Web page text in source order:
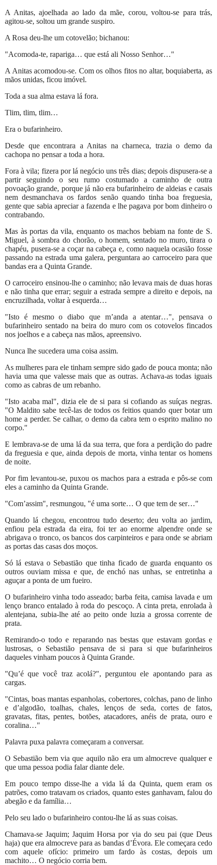
A Anitas, ajoelhada ao lado da mãe, corou, voltou-se para trás,
agitou-se, soltou um grande suspiro.
A Rosa deu-lhe um cotovelão; bichanou:
"Acomoda-te, rapariga… que está ali Nosso Senhor…"
A Anitas acomodou-se. Com os olhos fitos no altar, boquiaberta, as
mãos unidas, ficou imóvel.
Toda a sua alma estava lá fora.
Tlim, tlim, tlim…
Era o bufarinheiro.
Desde que encontrara a Anitas na charneca, trazia o demo da
cachopa no pensar a toda a hora.
Fora à vila; fizera por lá negócio uns três dias; depois dispusera-se a
partir seguindo o seu rumo costumado a caminho de outra
povoação grande, porque já não era bufarinheiro de aldeias e casais
nem desmanchava os fardos senão quando tinha boa freguesia,
gente que sabia apreciar a fazenda e lhe pagava por bom dinheiro o
contrabando.
Mas às portas da vila, enquanto os machos bebiam na fonte de S.
Miguel, à sombra do chorão, o homem, sentado no muro, tirara o
chapéu, pusera-se a coçar na cabeça e, como naquela ocasião fosse
passando na estrada uma galera, perguntara ao carroceiro para que
bandas era a Quinta Grande.
O carroceiro ensinou-lhe o caminho; não levava mais de duas horas
e não tinha que errar; seguir a estrada sempre a direito e depois, na
encruzilhada, voltar à esquerda…
"Isto é mesmo o diabo que m’anda a atentar…", pensava o
bufarinheiro sentado na beira do muro com os cotovelos fincados
nos joelhos e a cabeça nas mãos, apreensivo.
Nunca lhe sucedera uma coisa assim.
As mulheres para ele tinham sempre sido gado de pouca monta; não
havia uma que valesse mais que as outras. Achava-as todas iguais
como as cabras de um rebanho.
"Isto acaba mal", dizia ele de si para si cofiando as suíças negras.
"O Maldito sabe tecê-las de todos os feitios quando quer botar um
home a perder. Se calhar, o demo da cabra tem o esprito malino no
corpo."
E lembrava-se de uma lá da sua terra, que fora a perdição do padre
da freguesia e que, ainda depois de morta, vinha tentar os homens
de noite.
Por fim levantou-se, puxou os machos para a estrada e pôs-se com
eles a caminho da Quinta Grande.
"Com’assim", resmungou, "é uma sorte… O que tem de ser…"
Quando lá chegou, encontrou tudo deserto; deu volta ao jardim,
enfiou pela estrada da eira, foi ter ao enorme alpendre onde se
abrigava o tronco, os bancos dos carpinteiros e para onde se abriam
as portas das casas dos moços.
Só lá estava o Sebastião que tinha ficado de guarda enquanto os
outros ouviam missa e que, de enchó nas unhas, se entretinha a
aguçar a ponta de um fueiro.
O bufarinheiro vinha todo asseado; barba feita, camisa lavada e um
lenço branco entalado à roda do pescoço. A cinta preta, enrolada à
alentejana, subia-lhe até ao peito onde luzia a grossa corrente de
prata.
Remirando-o todo e reparando nas bestas que estavam gordas e
lustrosas, o Sebastião pensava de si para si que bufarinheiros
daqueles vinham poucos à Quinta Grande.
"Qu’é que você traz acolá?", perguntou ele apontando para as
cargas.
"Cintas, boas mantas espanholas, cobertores, colchas, pano de linho
e d’algodão, toalhas, chales, lenços de seda, cortes de fatos,
gravatas, fitas, pentes, botões, atacadores, anéis de prata, ouro e
coralina…"
Palavra puxa palavra começaram a conversar.
O Sebastião bem via que aquilo não era um almocreve qualquer e
que uma pessoa podia falar diante dele.
Em pouco tempo disse-lhe a vida lá da Quinta, quem eram os
patrões, como tratavam os criados, quanto estes ganhavam, falou do
abegão e da família…
Pelo seu lado o bufarinheiro contou-lhe lá as suas coisas.
Chamava-se Jaquim; Jaquim Horsa por via do seu pai (que Deus
haja) que era almocreve para as bandas d’Évora. Ele começara cedo
com aquele ofício: primeiro um fardo às costas, depois um
machito… O negócio corria bem.